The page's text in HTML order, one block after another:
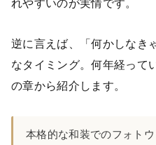
れやすいのが実情です。
逆に言えば、「何かしなき
なタイミング。何年経って
の章から紹介します。
本格的な和装でのフォト